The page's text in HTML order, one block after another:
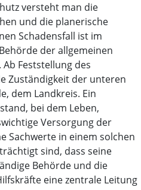
versteht man die
und die planerische
Schadensfall ist im
der allgemeinen
Feststellung des
Zuständigkeit der unteren
dem Landkreis. Ein
bei dem Leben,
Versorgung der
Sachwerte in einem solchen
sind, dass seine
Behörde und die
eine zentrale Leitung